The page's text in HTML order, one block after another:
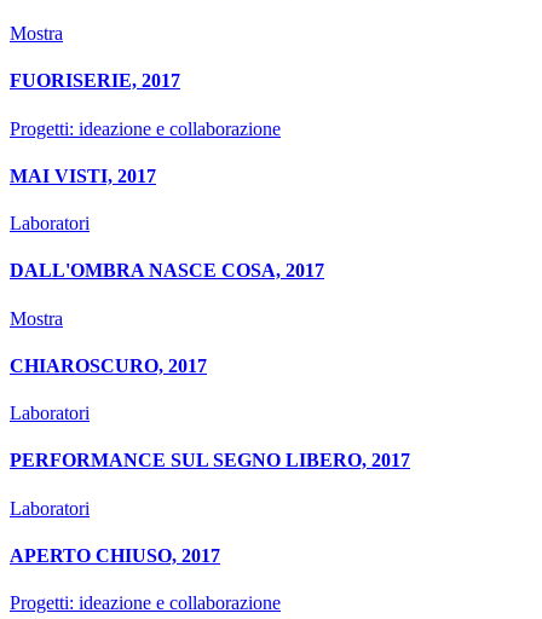
Mostra
FUORISERIE, 2017
Progetti: ideazione e collaborazione
MAI VISTI, 2017
Laboratori
DALL'OMBRA NASCE COSA, 2017
Mostra
CHIAROSCURO, 2017
Laboratori
PERFORMANCE SUL SEGNO LIBERO, 2017
Laboratori
APERTO CHIUSO, 2017
Progetti: ideazione e collaborazione